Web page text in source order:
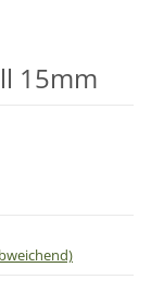
15mm